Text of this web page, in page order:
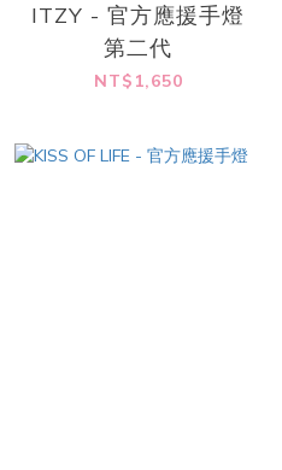
ITZY - 官方應援手燈
第二代
NT$1,650